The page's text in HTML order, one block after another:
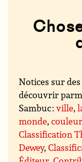
Notices sur
découvrir
Sambuc :ville,
monde,couleur
Classification
Dewey,